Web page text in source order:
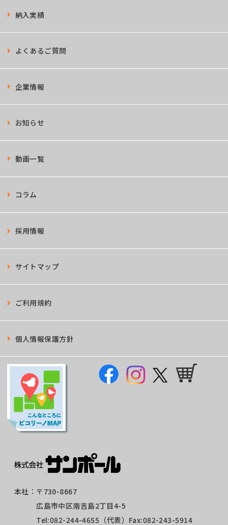
納入実績
よくあるご質問
企業情報
お知らせ
動画一覧
コラム
採用情報
サイトマップ
ご利用規約
個人情報保護方針
本社： 〒730-8667
広島市中区南吉島2丁目4-5
Tel:082-244-4655 （代表）Fax:082-243-5914